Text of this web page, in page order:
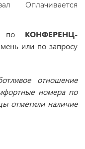
Оплачивается
по КОНФЕРЕНЦ-
или по запросу
отношение
номера по
отметили наличие